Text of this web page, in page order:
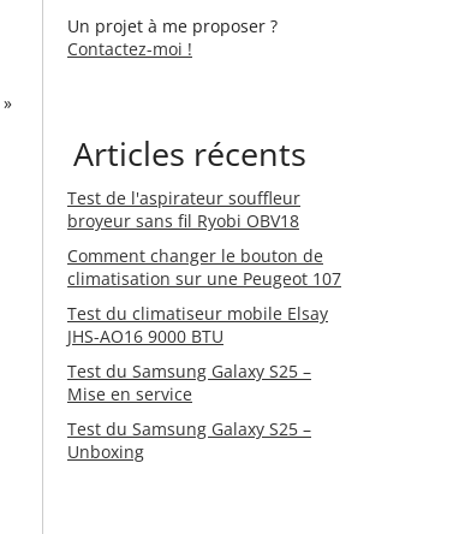
»
Un projet à me proposer ?
Contactez-moi !
Articles récents
Test de l'aspirateur souffleur
broyeur sans fil Ryobi OBV18
Comment changer le bouton de
climatisation sur une Peugeot 107
Test du climatiseur mobile Elsay
JHS-AO16 9000 BTU
Test du Samsung Galaxy S25 –
Mise en service
Test du Samsung Galaxy S25 –
Unboxing